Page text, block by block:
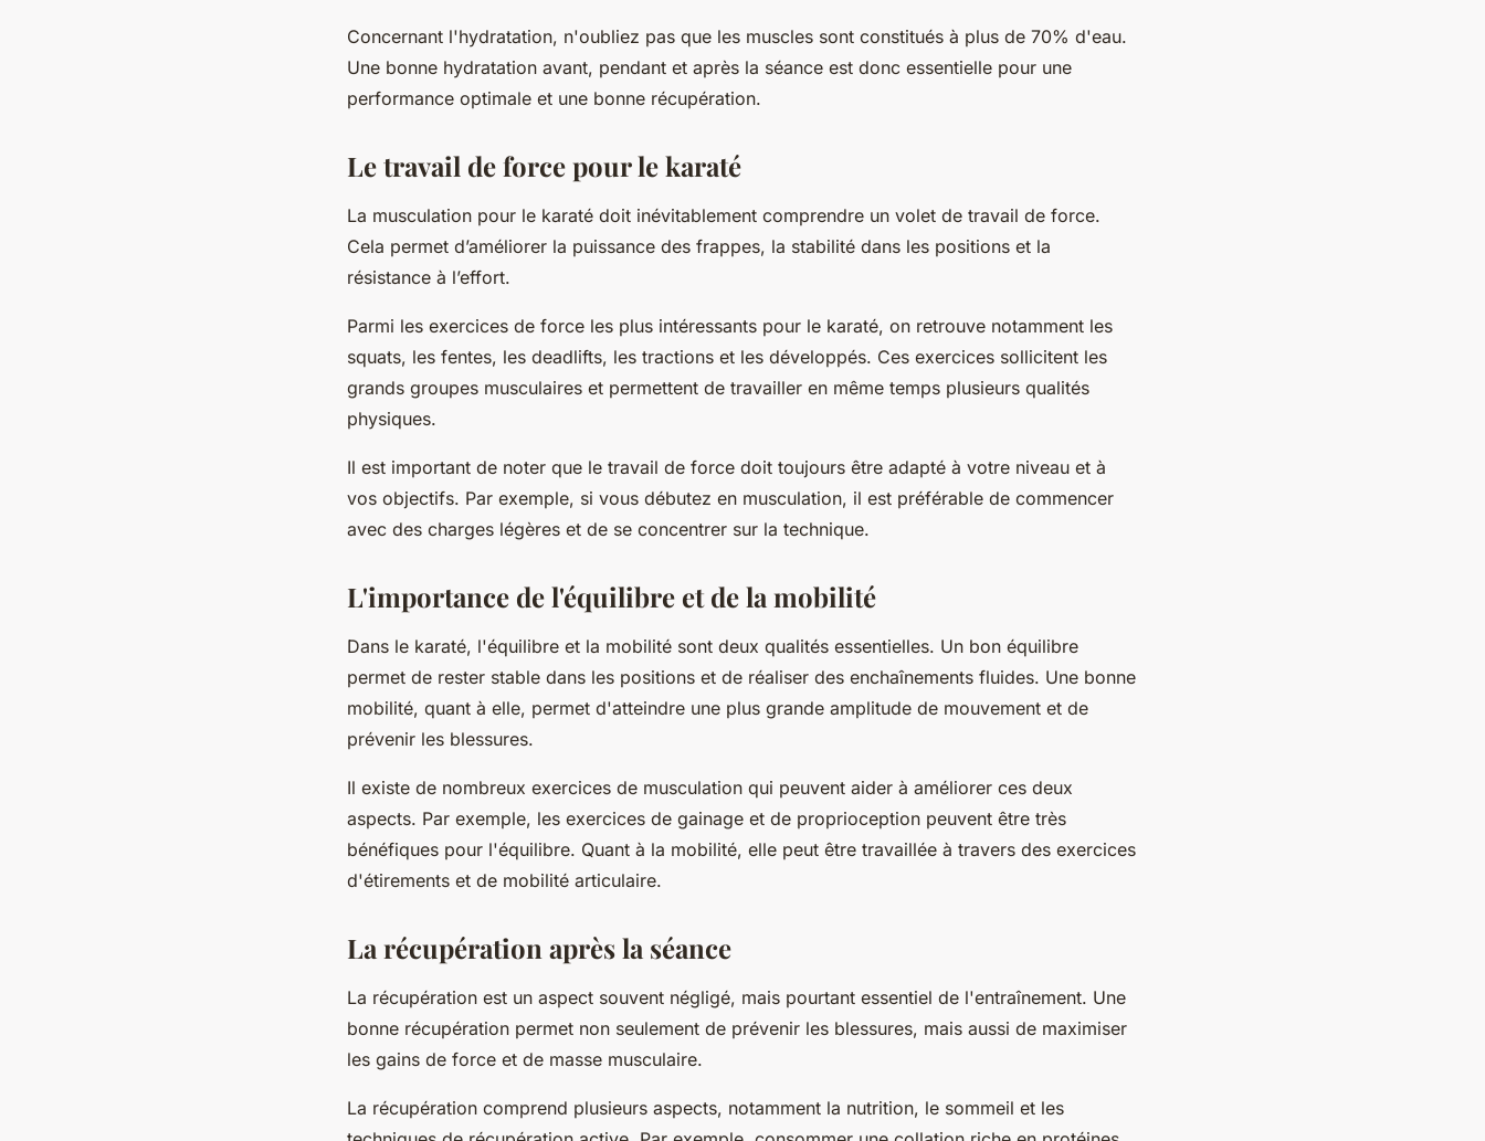
Concernant l'hydratation, n'oubliez pas que les muscles sont constitués à plus de 70% d'eau.
Une bonne hydratation avant, pendant et après la séance est donc essentielle pour une
performance optimale et une bonne récupération.
Le travail de force pour le karaté
La musculation pour le karaté doit inévitablement comprendre un volet de travail de force.
Cela permet d’améliorer la puissance des frappes, la stabilité dans les positions et la
résistance à l’effort.
Parmi les exercices de force les plus intéressants pour le karaté, on retrouve notamment les
squats, les fentes, les deadlifts, les tractions et les développés. Ces exercices sollicitent les
grands groupes musculaires et permettent de travailler en même temps plusieurs qualités
physiques.
Il est important de noter que le travail de force doit toujours être adapté à votre niveau et à
vos objectifs. Par exemple, si vous débutez en musculation, il est préférable de commencer
avec des charges légères et de se concentrer sur la technique.
L'importance de l'équilibre et de la mobilité
Dans le karaté, l'équilibre et la mobilité sont deux qualités essentielles. Un bon équilibre
permet de rester stable dans les positions et de réaliser des enchaînements fluides. Une bonne
mobilité, quant à elle, permet d'atteindre une plus grande amplitude de mouvement et de
prévenir les blessures.
Il existe de nombreux exercices de musculation qui peuvent aider à améliorer ces deux
aspects. Par exemple, les exercices de gainage et de proprioception peuvent être très
bénéfiques pour l'équilibre. Quant à la mobilité, elle peut être travaillée à travers des exercices
d'étirements et de mobilité articulaire.
La récupération après la séance
La récupération est un aspect souvent négligé, mais pourtant essentiel de l'entraînement. Une
bonne récupération permet non seulement de prévenir les blessures, mais aussi de maximiser
les gains de force et de masse musculaire.
La récupération comprend plusieurs aspects, notamment la nutrition, le sommeil et les